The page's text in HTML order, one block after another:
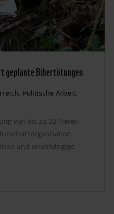
geplante Bibertötungen
, Politische Arbeit,
von bis zu 32 Tieren
und unabhängige